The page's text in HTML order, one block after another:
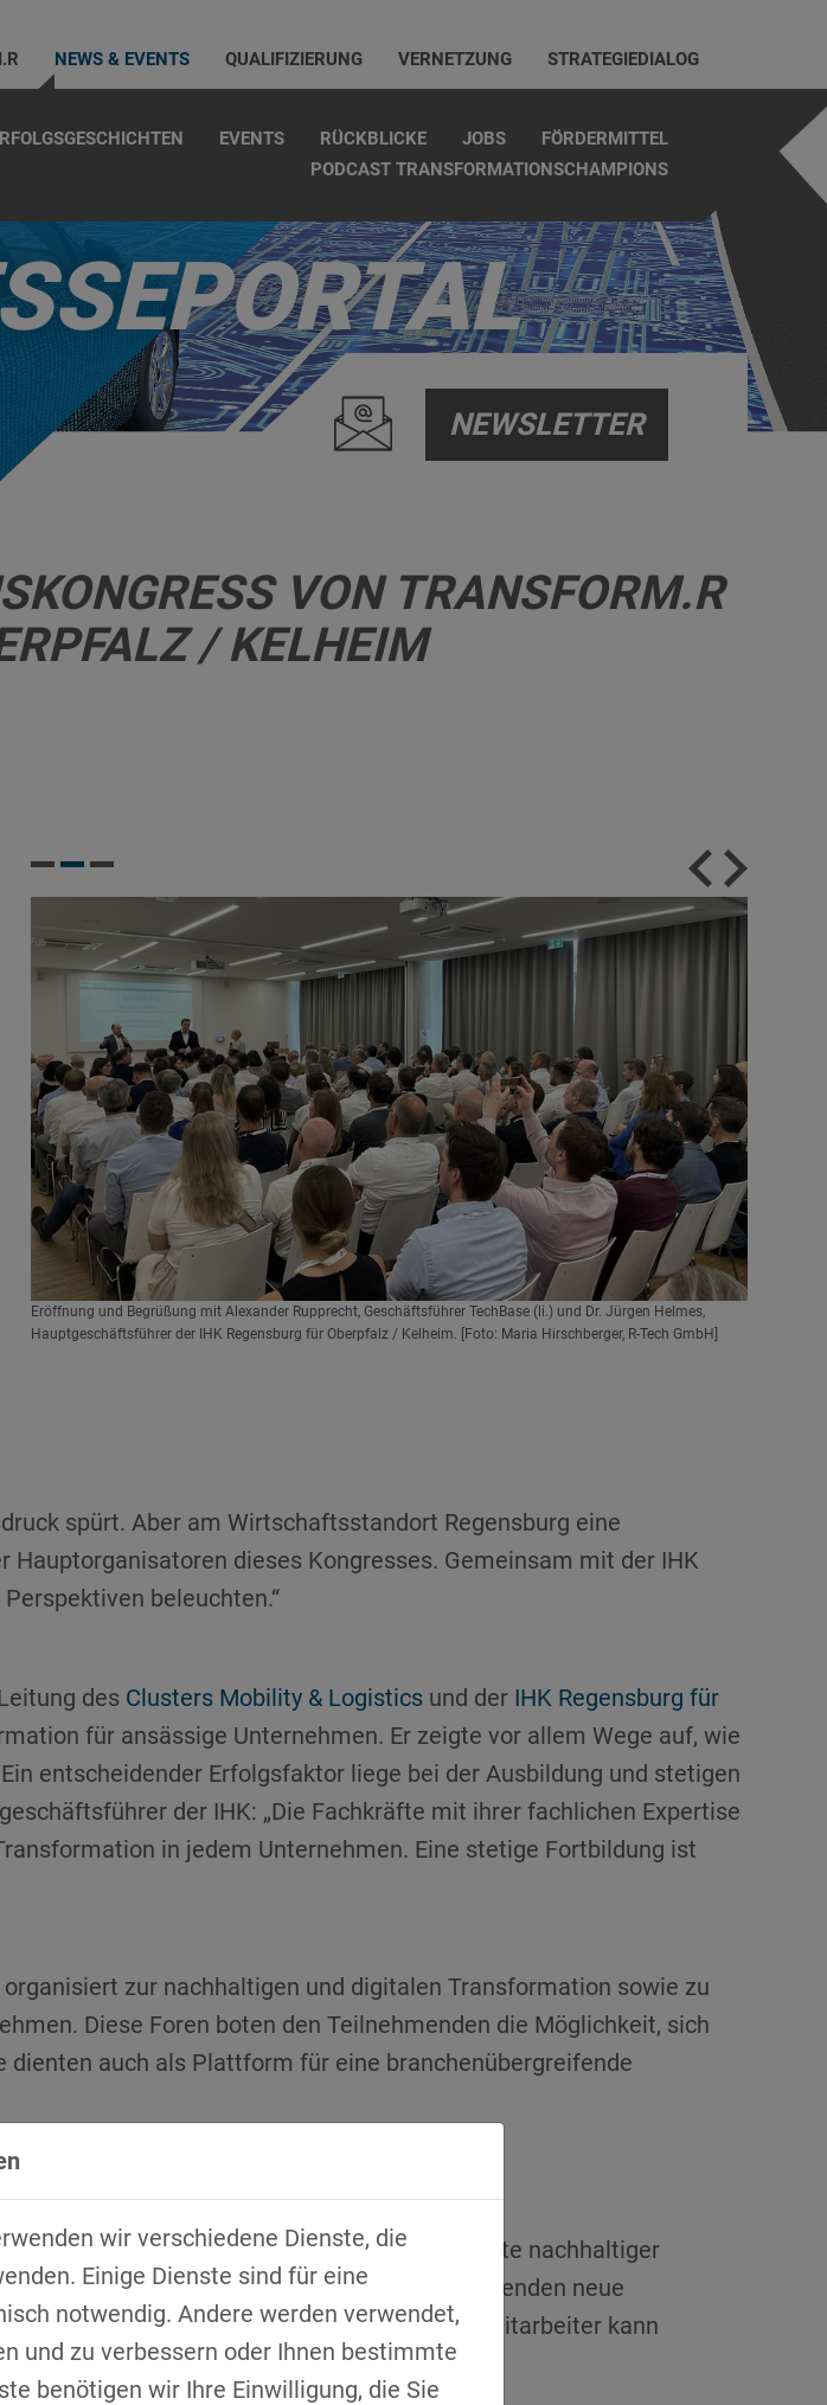
NEWS & EVENTS
EVENTS RÜCKBLICKE JOBS
FÖRDERMITTEL
PODCAST TRANSFORMATIONSCHAMPIONS
QUALIFIZIERUNG VERNETZUNG STRATEGIEDIALOG
NEWSLETTER
VON TRANSFORM.R
/ KELHEIM
Eröffnung und Begrüßung mit Alexander Rupprecht, Geschäftsführer TechBase (li.) und Dr. Jürgen Helmes,
Hauptgeschäftsführer der IHK Regensburg für Oberpfalz / Kelheim. [Foto: Maria Hirschberger, R-Tech GmbH]
spürt. Aber am Wirtschaftsstandort Regensburg eine
dieses Kongresses. Gemeinsam mit der IHK
beleuchten.“
des Clusters Mobility & Logistics und der IHK Regensburg für
für ansässige Unternehmen. Er zeigte vor allem Wege auf, wie
entscheidender Erfolgsfaktor liege bei der Ausbildung und stetigen
der IHK: „Die Fachkräfte mit ihrer fachlichen Expertise
in jedem Unternehmen. Eine stetige Fortbildung ist
zur nachhaltigen und digitalen Transformation sowie zu
Diese Foren boten den Teilnehmenden die Möglichkeit, sich
auch als Plattform für eine branchenübergreifende
hob in seinem Vortrag die Schwerpunkte nachhaltiger
er, dass die Digitalisierung bei Mitarbeitenden neue
sind. Eine kontinuierliche Einbindung aller Mitarbeiter kann
wir verschiedene Dienste, die
Einige Dienste sind für eine
notwendig. Andere werden verwendet,
und zu verbessern oder Ihnen bestimmte
benötigen wir Ihre Einwilligung, die Sie